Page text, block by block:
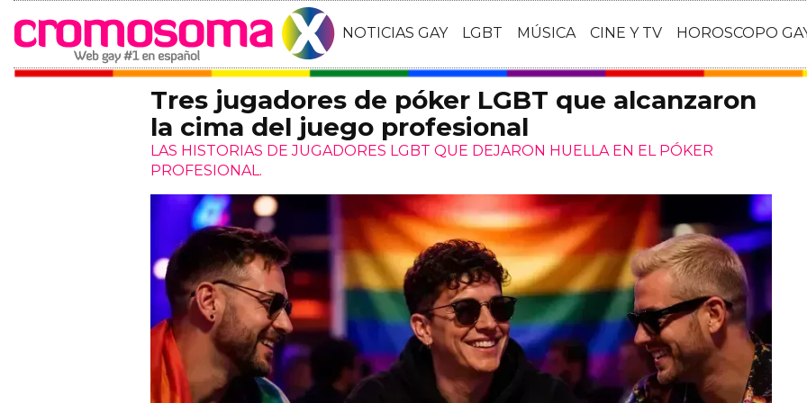
NOTICIAS GAY LGBT MÚSICA CINE Y TV HOROSCOPO
Tres jugadores de póker LGBT que alcanzaron
la cima del juego profesional
LAS HISTORIAS DE JUGADORES LGBT QUE DEJARON HUELLA EN EL PÓKER
PROFESIONAL.